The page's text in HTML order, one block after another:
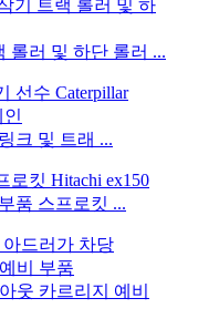
롤러 및 하단 롤러 ...
크 및 트래 ...
품 스프로킷 ...
웃 카르리지 예비